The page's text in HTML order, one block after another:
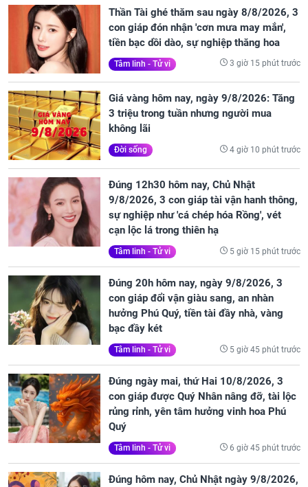
Thần Tài ghé thăm sau ngày 8/8/2026, 3
con giáp đón nhận 'cơn mưa may mắn',
tiền bạc dồi dào, sự nghiệp thăng hoa
Tâm linh - Tử vi 3 giờ 15 phút trước
Giá vàng hôm nay, ngày 9/8/2026: Tăng
3 triệu trong tuần nhưng người mua
không lãi
Đời sống 4 giờ 10 phút trước
Đúng 12h30 hôm nay, Chủ Nhật
9/8/2026, 3 con giáp tài vận hanh thông,
sự nghiệp như 'cá chép hóa Rồng', vét
cạn lộc lá trong thiên hạ
Tâm linh - Tử vi 5 giờ 15 phút trước
Đúng 20h hôm nay, ngày 9/8/2026, 3
con giáp đổi vận giàu sang, an nhàn
hưởng Phú Quý, tiền tài đầy nhà, vàng
bạc đầy két
Tâm linh - Tử vi 5 giờ 45 phút trước
Đúng ngày mai, thứ Hai 10/8/2026, 3
con giáp được Quý Nhân nâng đỡ, tài lộc
rủng rỉnh, yên tâm hưởng vinh hoa Phú
Quý
Tâm linh - Tử vi 6 giờ 45 phút trước
Đúng hôm nay, Chủ Nhật ngày 9/8/2026,